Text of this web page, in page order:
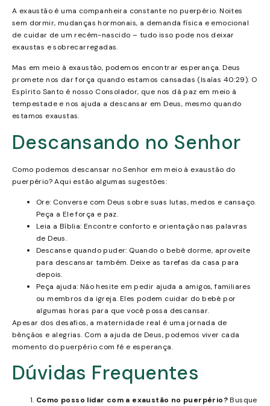
A exaustão é uma companheira constante no puerpério. Noites
sem dormir, mudanças hormonais, a demanda física e emocional
de cuidar de um recém-nascido – tudo isso pode nos deixar
exaustas e sobrecarregadas.
Mas em meio à exaustão, podemos encontrar esperança. Deus
promete nos dar força quando estamos cansadas (Isaías 40:29). O
Espírito Santo é nosso Consolador, que nos dá paz em meio à
tempestade e nos ajuda a descansar em Deus, mesmo quando
estamos exaustas.
Descansando no Senhor
Como podemos descansar no Senhor em meio à exaustão do
puerpério? Aqui estão algumas sugestões:
Ore: Converse com Deus sobre suas lutas, medos e cansaço.
Peça a Ele força e paz.
Leia a Bíblia: Encontre conforto e orientação nas palavras
de Deus.
Descanse quando puder: Quando o bebê dorme, aproveite
para descansar também. Deixe as tarefas da casa para
depois.
Peça ajuda: Não hesite em pedir ajuda a amigos, familiares
ou membros da igreja. Eles podem cuidar do bebê por
algumas horas para que você possa descansar.
Apesar dos desafios, a maternidade real é uma jornada de
bênçãos e alegrias. Com a ajuda de Deus, podemos viver cada
momento do puerpério com fé e esperança.
Dúvidas Frequentes
Como posso lidar com a exaustão no puerpério?Busque